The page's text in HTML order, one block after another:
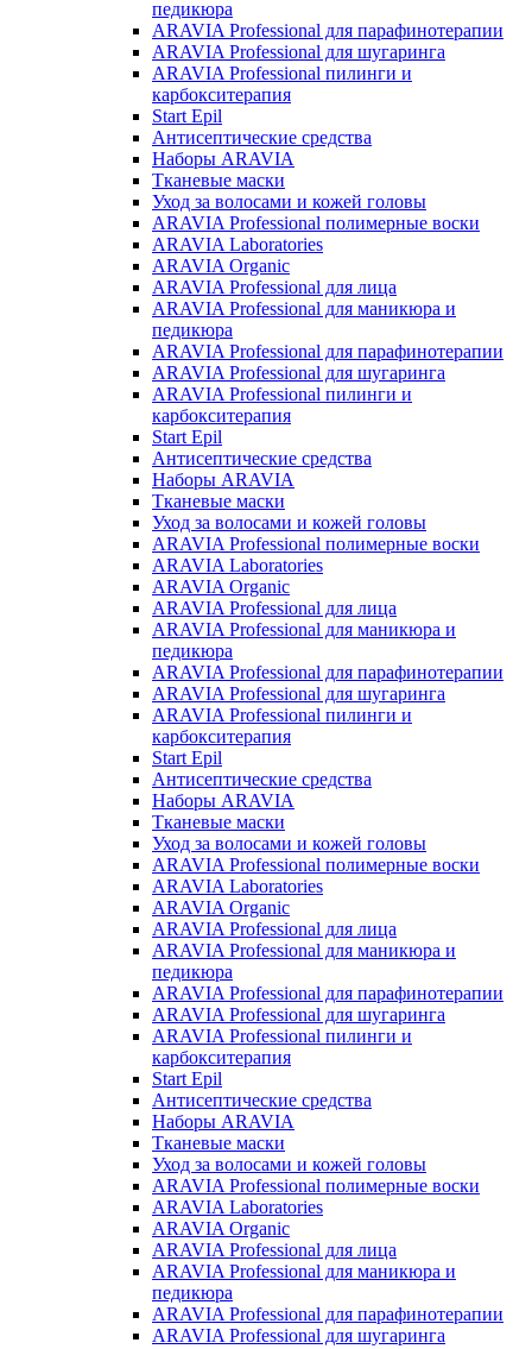
педикюра
ARAVIA Professional для парафинотерапии
ARAVIA Professional для шугаринга
ARAVIA Professional пилинги и
карбокситерапия
Start Epil
Антисептические средства
Наборы ARAVIA
Тканевые маски
Уход за волосами и кожей головы
ARAVIA Professional полимерные воски
ARAVIA Laboratories
ARAVIA Organic
ARAVIA Professional для лица
ARAVIA Professional для маникюра и
педикюра
ARAVIA Professional для парафинотерапии
ARAVIA Professional для шугаринга
ARAVIA Professional пилинги и
карбокситерапия
Start Epil
Антисептические средства
Наборы ARAVIA
Тканевые маски
Уход за волосами и кожей головы
ARAVIA Professional полимерные воски
ARAVIA Laboratories
ARAVIA Organic
ARAVIA Professional для лица
ARAVIA Professional для маникюра и
педикюра
ARAVIA Professional для парафинотерапии
ARAVIA Professional для шугаринга
ARAVIA Professional пилинги и
карбокситерапия
Start Epil
Антисептические средства
Наборы ARAVIA
Тканевые маски
Уход за волосами и кожей головы
ARAVIA Professional полимерные воски
ARAVIA Laboratories
ARAVIA Organic
ARAVIA Professional для лица
ARAVIA Professional для маникюра и
педикюра
ARAVIA Professional для парафинотерапии
ARAVIA Professional для шугаринга
ARAVIA Professional пилинги и
карбокситерапия
Start Epil
Антисептические средства
Наборы ARAVIA
Тканевые маски
Уход за волосами и кожей головы
ARAVIA Professional полимерные воски
ARAVIA Laboratories
ARAVIA Organic
ARAVIA Professional для лица
ARAVIA Professional для маникюра и
педикюра
ARAVIA Professional для парафинотерапии
ARAVIA Professional для шугаринга